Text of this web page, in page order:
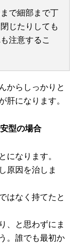
で細部まで丁
じたりしても
注意するこ
からしっかりと
肝になります。
型の場合
になります。
原因を治しま
はなく持てたと
、と思わずにま
。誰でも最初か